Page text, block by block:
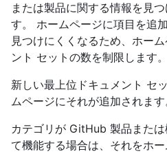
または製品に関する情報を見
す。 ホームページに項目を追
見つけにくくなるため、ホー
ント セットの数を制限します。
新しい最上位ドキュメント セ
ムページにそれが追加されます
カテゴリが GitHub 製品また
て機能する場合は、それをホー